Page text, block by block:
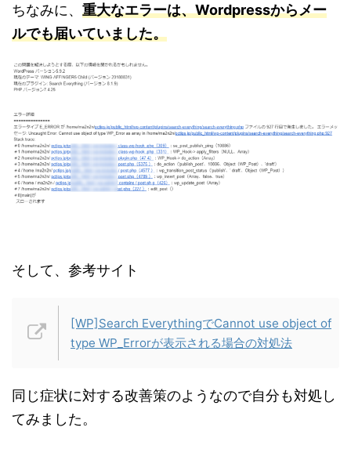
ちなみに、 重大なエラーは、Wordpressからメー
ルでも届いていました。
そして、参考サイト
[WP]Search EverythingでCannot use object of
type WP_Errorが表示される場合の対処法
同じ症状に対する改善策のようなので自分も対処し
てみました。